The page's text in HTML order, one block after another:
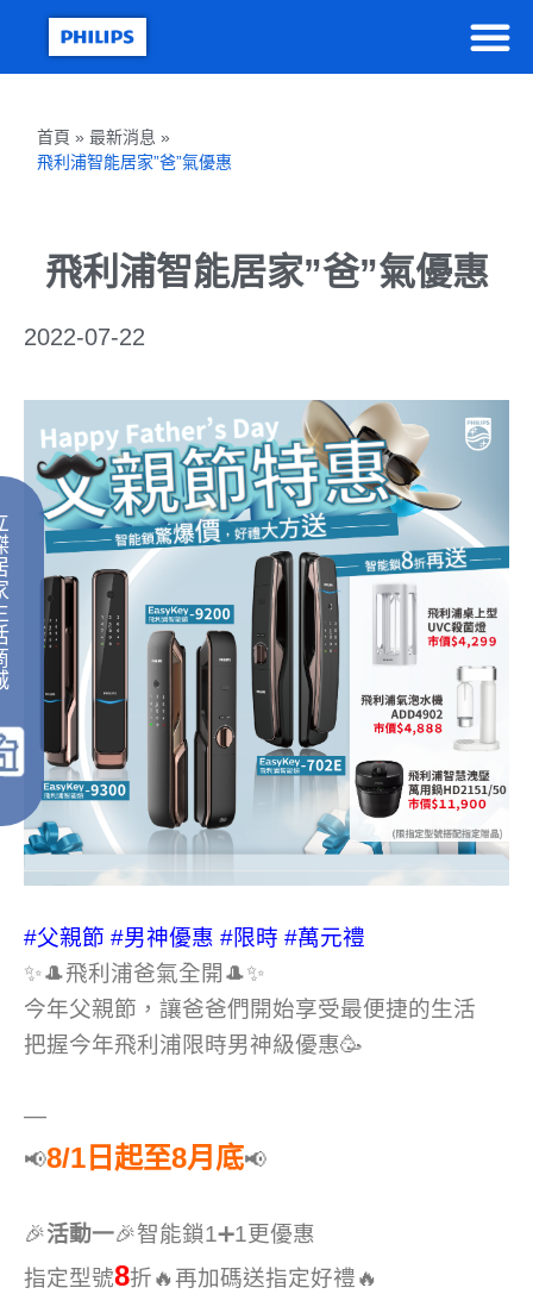
首頁 » 最新消息 »
飛利浦智能居家”爸”氣優惠
飛利浦智能居家”爸”氣優惠
2022-07-22
#父親節 #男神優惠 #限時 #萬元禮
✨🎩飛利浦爸氣全開🎩✨
今年父親節，讓爸爸們開始享受最便捷的生活
把握今年飛利浦限時男神級優惠🥳
—
📢8/1日起至8月底📢
🎉活動一🎉智能鎖1➕1更優惠
指定型號8折🔥再加碼送指定好禮🔥